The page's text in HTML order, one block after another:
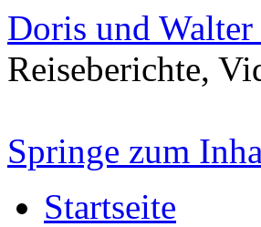
Doris und
Reiseberichte,
Springe zum
Startseite